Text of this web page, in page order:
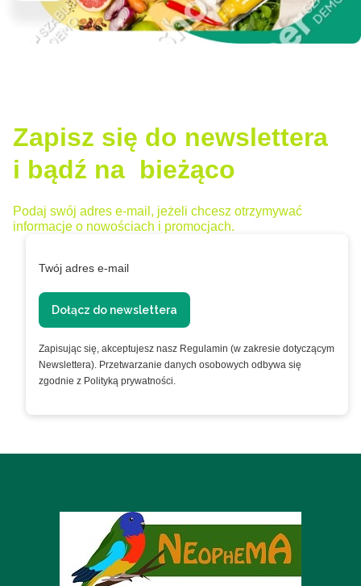
Zapisz się do newslettera
i bądź na bieżąco
Podaj swój adres e-mail, jeżeli chcesz otrzymywać
informacje o nowościach i promocjach.
Twój adres e-mail
Dołącz do newslettera
Zapisując się, akceptujesz nasz Regulamin (w zakresie dotyczącym
Newslettera). Przetwarzanie danych osobowych odbywa się
zgodnie z Polityką prywatności.